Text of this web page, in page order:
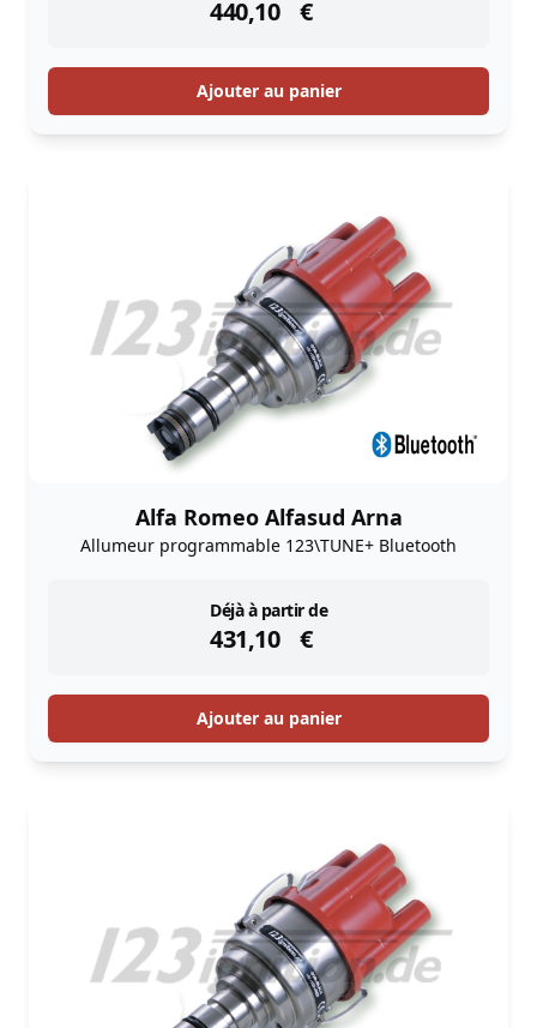
440,10 €
Ajouter au panier
Alfa Romeo Alfasud Arna
Allumeur programmable 123\TUNE+ Bluetooth
Déjà à partir de
431,10 €
instock
Ajouter au panier